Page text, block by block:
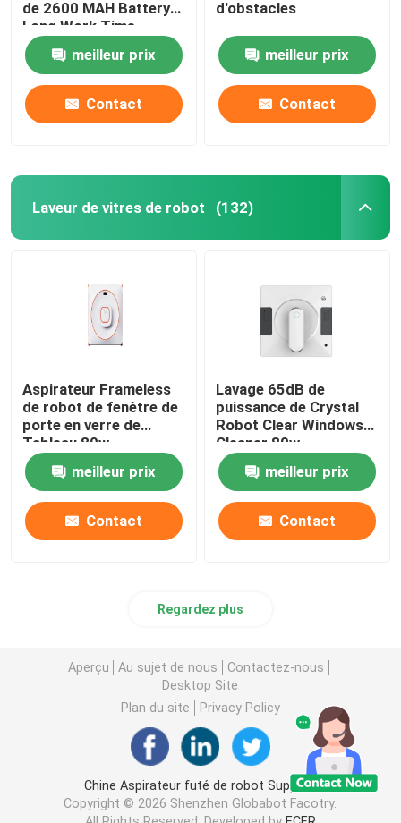
de 2600 MAH Battery
Long Work Time
meilleur prix
Contact
d'obstacles
meilleur prix
Contact
Laveur de vitres de robot (132)
Aspirateur Frameless
de robot de fenêtre de
porte en verre de
Tableau 80w
meilleur prix
Contact
Lavage 65dB de
puissance de Crystal
Robot Clear Windows
Cleaner 80w
meilleur prix
Contact
Regardez plus
Aperçu Au sujet de nous
Contactez-nous
Desktop Site
Plan du site
Privacy Policy
Chine Aspirateur futé de robot Supplier.
Copyright © 2026 Shenzhen Globabot Facotry.